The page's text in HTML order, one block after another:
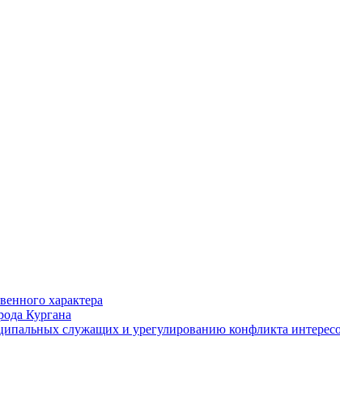
характера
Кургана
служащих и урегулированию конфликта